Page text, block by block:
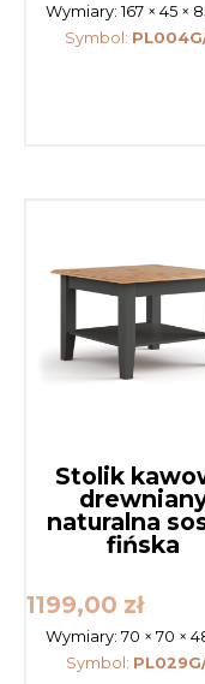
Wymiary: 167 × 45 ×
Symbol:
Stolik
naturalna
fińska
1199,00 zł
Wymiary:70 × 70 ×
Symbol: